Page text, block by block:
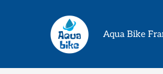
Aqua Bike